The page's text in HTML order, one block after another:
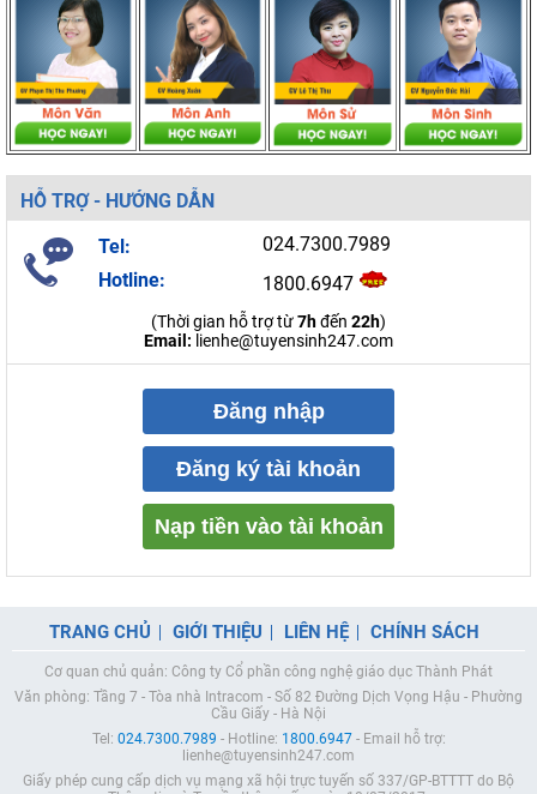
HỖ TRỢ - HƯỚNG DẪN
Tel:
024.7300.7989
Hotline:
1800.6947
(Thời gian hỗ trợ từ7hđến 22h)
Email: lienhe@tuyensinh247.com
Đăng nhập
Đăng ký tài khoản
Nạp tiền vào tài khoản
TRANG CHỦ GIỚI THIỆU LIÊN HỆ CHÍNH SÁCH
Cơ quan chủ quản: Công ty Cổ phần công nghệ giáo dục Thành Phát
Văn phòng: Tầng 7 - Tòa nhà Intracom - Số 82 Đường Dịch Vọng Hậu - Phường
Cầu Giấy - Hà Nội
Tel: 024.7300.7989 - Hotline: 1800.6947- Email hỗ trợ:
lienhe@tuyensinh247.com
Giấy phép cung cấp dịch vụ mạng xã hội trực tuyến số 337/GP-BTTTT do Bộ